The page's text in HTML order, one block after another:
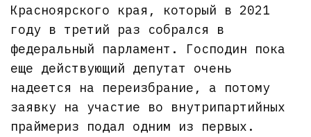
Красноярского края, который в 2021
году в третий раз собрался в
федеральный парламент. Господин пока
еще действующий депутат очень
надеется на переизбрание, а потому
заявку на участие во внутрипартийных
праймериз подал одним из первых.